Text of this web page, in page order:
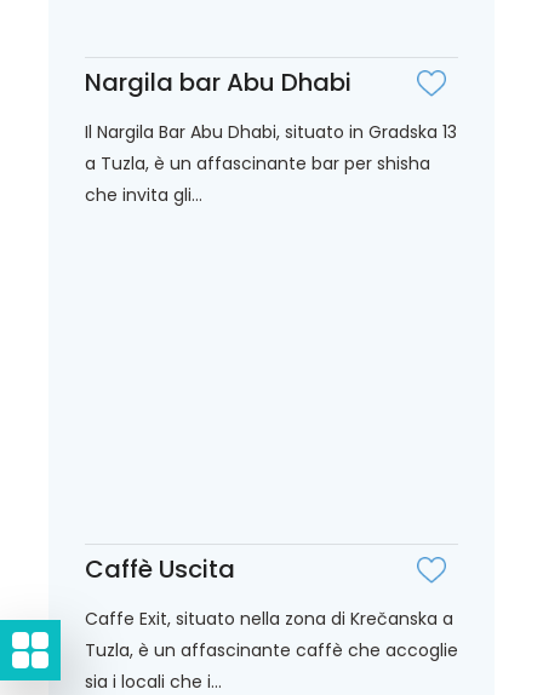
Nargila bar Abu Dhabi
Il Nargila Bar Abu Dhabi, situato in Gradska 13
a Tuzla, è un affascinante bar per shisha
che invita gli...
Caffè Uscita
Caffe Exit, situato nella zona di Krečanska a
Tuzla, è un affascinante caffè che accoglie
sia i locali che i...